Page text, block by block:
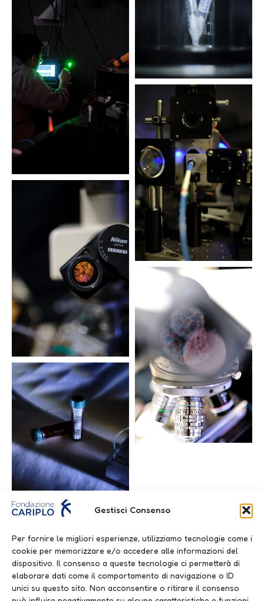
Gestisci Consenso
Per fornire le migliori esperienze, utilizziamo tecnologie come i
cookie per memorizzare e/o accedere alle informazioni del
dispositivo. Il consenso a queste tecnologie ci permetterà di
elaborare dati come il comportamento di navigazione o ID
unici su questo sito. Non acconsentire o ritirare il consenso